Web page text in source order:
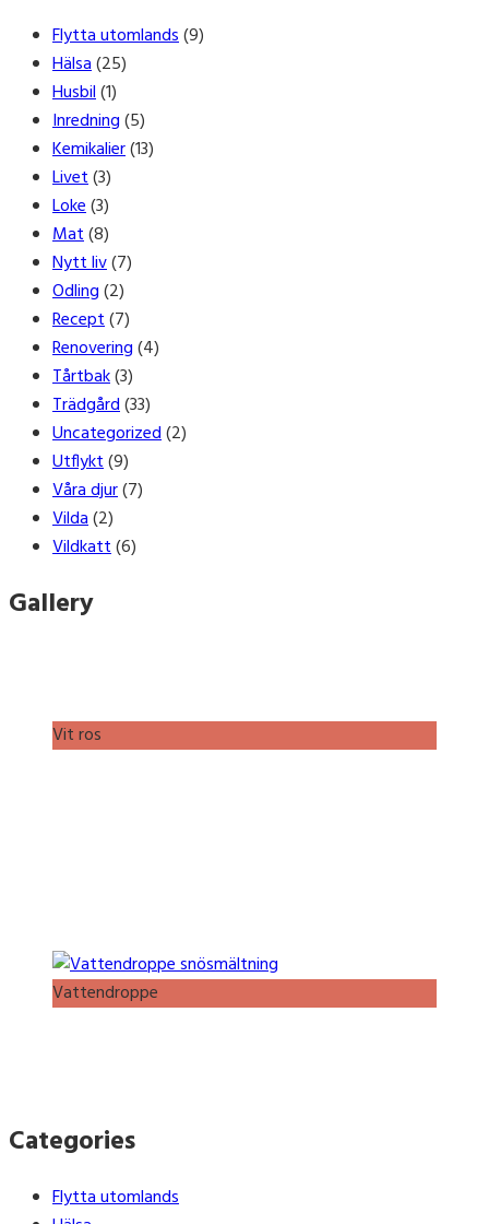
Flytta utomlands(9)
Hälsa(25)
Husbil(1)
Inredning(5)
Kemikalier(13)
Livet(3)
Loke(3)
Mat(8)
Nytt liv(7)
Odling(2)
Recept(7)
Renovering(4)
Tårtbak(3)
Trädgård(33)
Uncategorized(2)
Utflykt(9)
Våra djur(7)
Vilda(2)
Vildkatt(6)
Gallery
Vit ros
Vattendroppe
Categories
Flytta utomlands